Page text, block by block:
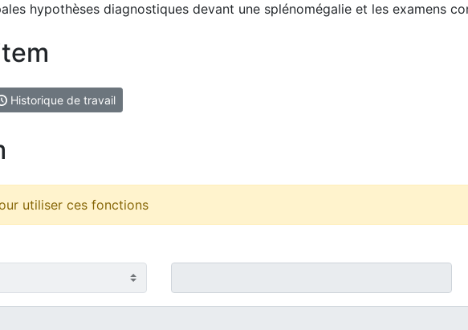
hypothèses diagnostiques devant une splénomégalie et les examens
Historique de travail
utiliser ces fonctions